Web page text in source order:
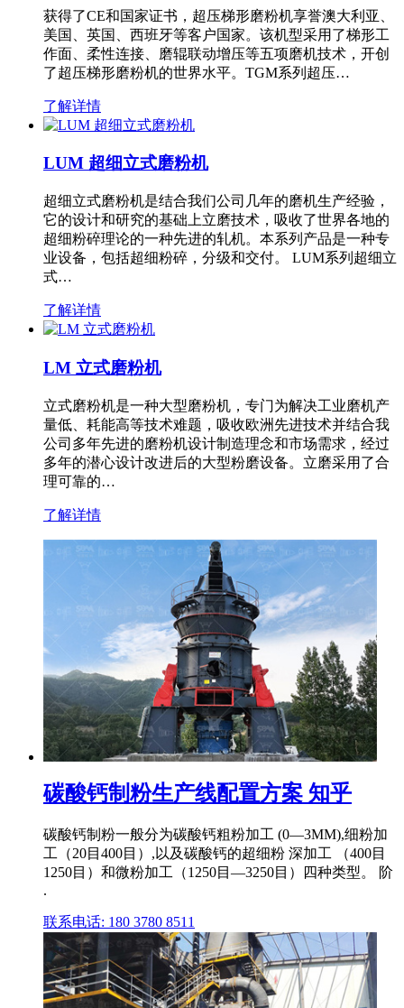
获得了CE和国家证书，超压梯形磨粉机享誉澳大利亚、
美国、英国、西班牙等客户国家。该机型采用了梯形工
作面、柔性连接、磨辊联动增压等五项磨机技术，开创
了超压梯形磨粉机的世界水平。TGM系列超压…
了解详情
LUM 超细立式磨粉机
超细立式磨粉机是结合我们公司几年的磨机生产经验，
它的设计和研究的基础上立磨技术，吸收了世界各地的
超细粉碎理论的一种先进的轧机。本系列产品是一种专
业设备，包括超细粉碎，分级和交付。 LUM系列超细立
式…
了解详情
LM 立式磨粉机
立式磨粉机是一种大型磨粉机，专门为解决工业磨机产
量低、耗能高等技术难题，吸收欧洲先进技术并结合我
公司多年先进的磨粉机设计制造理念和市场需求，经过
多年的潜心设计改进后的大型粉磨设备。立磨采用了合
理可靠的…
了解详情
碳酸钙制粉生产线配置方案 知乎
碳酸钙制粉一般分为碳酸钙粗粉加工 (0—3MM),细粉加
工（20目400目）,以及碳酸钙的超细粉 深加工 （400目
1250目）和微粉加工（1250目—3250目）四种类型。 阶
.
联系电话: 180 3780 8511